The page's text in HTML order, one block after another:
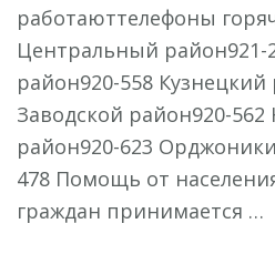
работаюттелефоны
Центральный
район920-558 Кузнецкий
Заводской район920-
район920-623
478 Помощь от
граждан принимается …